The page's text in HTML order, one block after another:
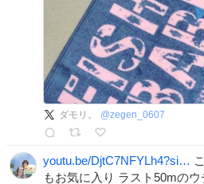
ダモリ。 @zegen_0607
youtu.be/DjtC7NFYLh4?si…
もお気に入り ラスト50mの